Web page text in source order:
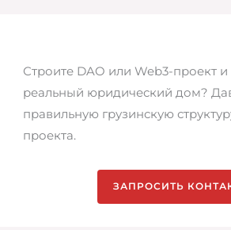
Строите DAO или Web3-проект
реальный юридический дом?
правильную грузинскую
проекта.
ЗАПРОСИТЬ